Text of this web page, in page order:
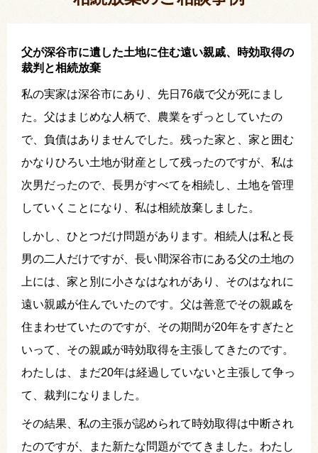
父が深谷市に遺した土地に住む遠い親戚、時効取得の
裁判と相続放棄
私の実家は深谷市にあり、先日76歳で父が死にまし
た。父はまじめな人柄で、農業をずっとしていたの
で、負債はありませんでした。残った家と、家と囲む
かなりひろい土地が財産として残ったのですが、私は
次男だったので、長男がすべてを相続し、土地を管理
していくことになり、私は相続放棄しました。
しかし、ひとつだけ問題があります。相続人は私と長
男の二人だけですが、長い間深谷市にある父の土地の
上には、家と別に小さなはなれがあり、そのはなれに
遠い親戚が住んでいたのです。父は善意でその親戚を
住まわせていたのですが、その期間が20年をすぎたと
いって、その親戚が時効取得を主張してきたのです。
わたしは、まだ20年は経過していないと主張して争っ
て、裁判になりました。
その結果、私の主張が認められて時効取得は中断され
たのですが、また新たな問題がでてきました。わたし